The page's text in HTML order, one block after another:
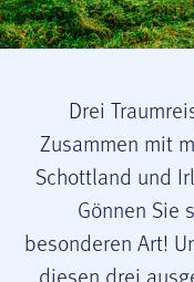
Drei
Zusammen mit
Schottland und
Gönnen Sie
besonderen Art!
diesen drei